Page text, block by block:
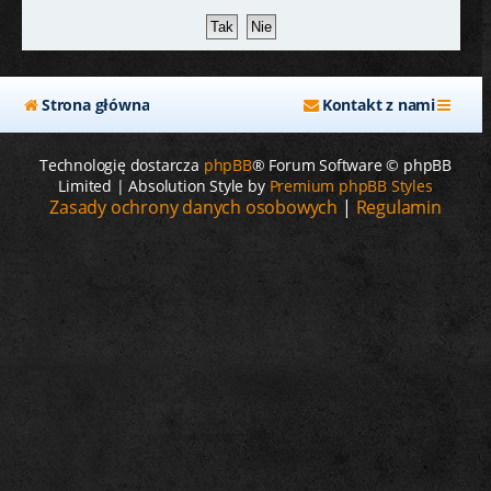
Strona główna Kontakt z nami
Technologię dostarcza phpBB® Forum Software © phpBB
Limited | Absolution Style by Premium phpBB Styles
Zasady ochrony danych osobowych | Regulamin